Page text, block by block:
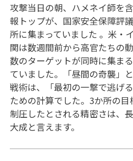
攻撃当日の朝、ハメネイ師を
報トップが、国家安全保障評
所に集まっていました 。米・
関は数週間前から高官たちの
数のターゲットが同時に集ま
ていました。「昼間の奇襲」
戦術は、「最初の一撃で逃げ
ための計算でした。3か所の
制圧したとされる精密さは、
大成と言えます。